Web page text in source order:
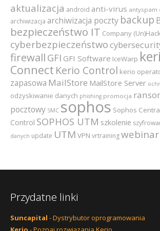
aktualizacja android anti-virus antyspam
archiwizacja archiwizacja poczty backup
bezpieczeństwo IT Company
cyberbezpieczeństwo
firewall GFI GFI Software IceWarp
Connect Kerio Control kerio
zapasowa MailStore MailStore Server
odzyskiwanie danych phishing promocja
pocztowy SMC sophos Sophos
Control SOPHOS UTM szkolenie
danych update UTM VPN vrtrainingwebinar
Przydatne linki
Suncapital - Dystrybutor oprogramowania